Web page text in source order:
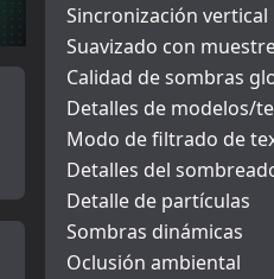
Sincronización vertical
Suavizado con
Calidad de sombras
Detalles de modelos/
Modo de filtrado de
Detalles del
Detalle de partículas
Sombras dinámicas
Oclusión ambiental